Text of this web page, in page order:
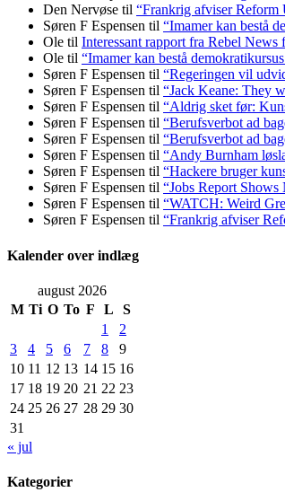
Den Nervøse til “Frankrig afviser Reform
Søren F Espensen til “Imamer kan bestå
Ole til Interessant rapport fra Rebel News
Ole til “Imamer kan bestå
Søren F Espensen til “Regeringen vil
Søren F Espensen til “Jack Keane: They
Søren F Espensen til “Aldrig sket før:
Søren F Espensen til “Berufsverbot ad
Søren F Espensen til “Berufsverbot ad
Søren F Espensen til “Andy Burnham
Søren F Espensen til “Hackere bruger
Søren F Espensen til “Jobs Report
Søren F Espensen til “WATCH: Weird
Søren F Espensen til “Frankrig afviser
Kalender over indlæg
august 2026
M Ti O To F L
S
1
2
3
4 5 6 7 8
9
10 11 12 13 14 15 16
17 18 19 20 21 22 23
24 25 26 27 28 29 30
31
« jul
Kategorier